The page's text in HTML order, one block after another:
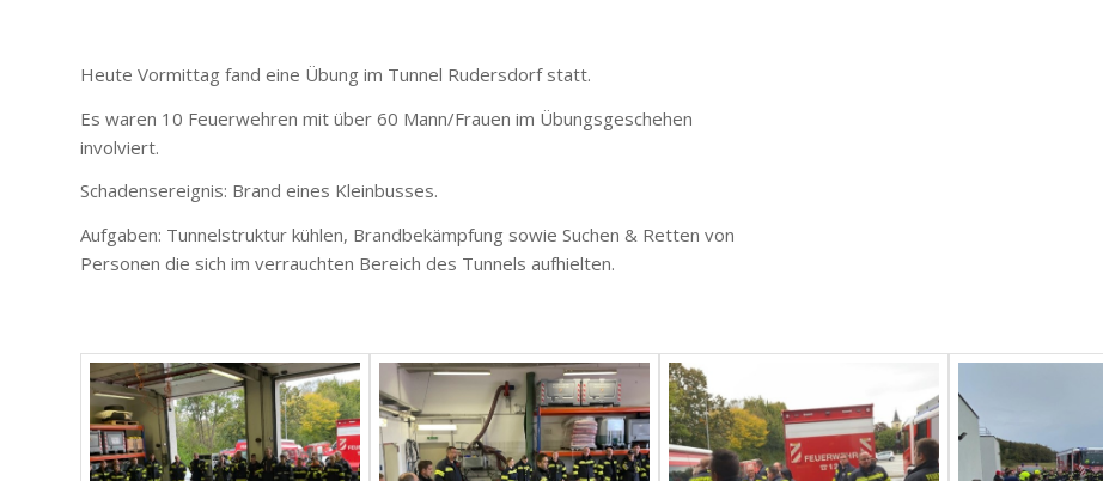
Heute Vormittag fand eine Übung im Tunnel Rudersdorf statt.
Es waren 10 Feuerwehren mit über 60 Mann/Frauen im Übungsgeschehen
involviert.
Schadensereignis: Brand eines Kleinbusses.
Aufgaben: Tunnelstruktur kühlen, Brandbekämpfung sowie Suchen & Retten von
Personen die sich im verrauchten Bereich des Tunnels aufhielten.